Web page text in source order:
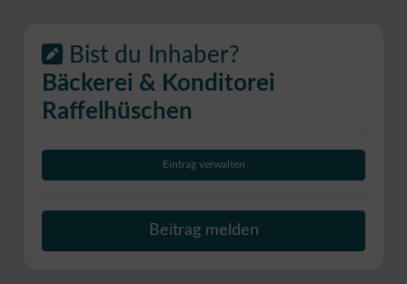
Bist du Inhaber?
Bäckerei & Konditorei
Raffelhüschen
Eintrag verwalten
Beitrag melden